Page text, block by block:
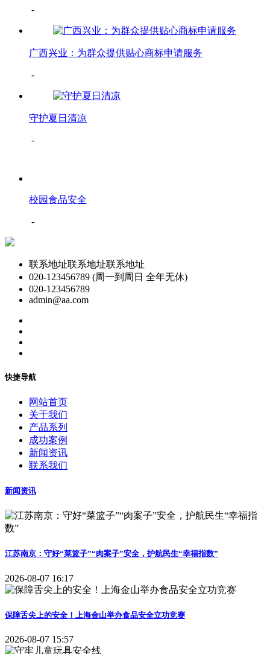
-
广西兴业：为群众提供贴心商标申请服务
-
守护夏日清凉
-
校园食品安全
-
联系地址联系地址联系地址
020-123456789 (周一到周日 全年无休)
020-123456789
admin@aa.com
快捷导航
网站首页
关于我们
产品系列
成功案例
新闻资讯
联系我们
新闻资讯
江苏南京：守好“菜篮子”“肉案子”安全，护航民生“幸福指数”
2026-08-07 16:17
保障舌尖上的安全！上海金山举办食品安全立功竞赛
2026-08-07 15:57